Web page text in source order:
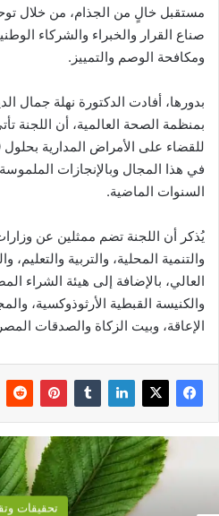
مستقبل خالٍ من الجذام، من خلال
صناع القرار والخبراء والشركاء
ومكافحة الوصم والتمييز.
بدورها، أفادت الدكتورة نهلة جمال
بمنظمة الصحة العالمية، أن اللجنة
في هذا المجال وبالإنجازات
السنوات الماضية.
يُذكر أن اللجنة تضم ممثلين عن
والتنمية المحلية، والتربية والتعليم،
العالي، بالإضافة إلى هيئة الشراء
والكنيسة القبطية الأرثوذوكسية،
الإعاقة، وبيت الزكاة والصدقات
تحقيقات